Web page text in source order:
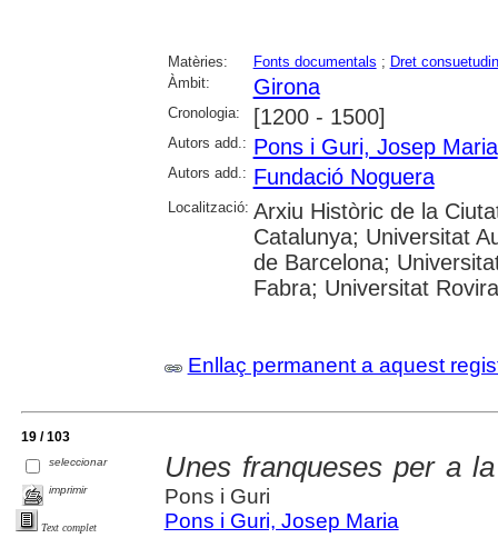
Matèries: Fonts documentals ; Dret
Àmbit:
Girona
Cronologia: [1200 - 1500]
Autors add.: Pons i Guri, Josep Maria
Autors add.: Fundació Noguera
Localització: Arxiu Històric de la
Catalunya; Universitat
de Barcelona;
Fabra; Universitat
Enllaç permanent a aquest
19 / 103
seleccionar
imprimir
Text complet
Unes franqueses per a
Pons i Guri
Pons i Guri, Josep Maria